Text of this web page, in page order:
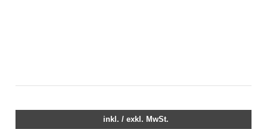
inkl. / exkl. MwSt.